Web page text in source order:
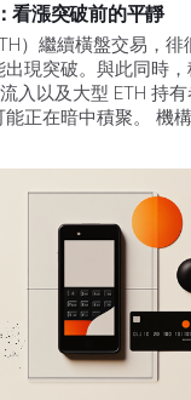
看漲突破前的平靜
）繼續橫盤交易，徘
現突破。與此同時
入以及大型 ETH 持
正在暗中積聚。 機構